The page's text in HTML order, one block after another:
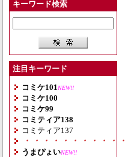
キーワード検索
注目キーワード
コミケ101 NEW!!
コミケ100
コミケ99
コミティア138
コミティア137
・・・・・・・・・・
うまぴょいNEW!!